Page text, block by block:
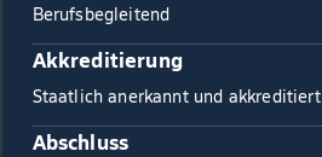
Berufsbegleitend
Akkreditierung
Staatlich anerkannt und akkreditiert
Abschluss